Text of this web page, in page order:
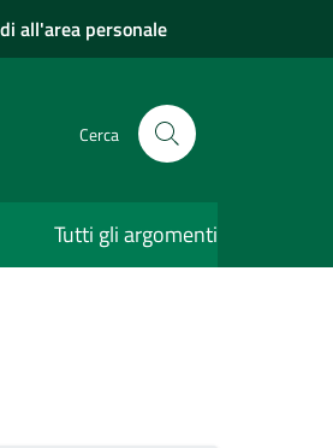
all'area personale
Cerca
Tutti gli argomenti